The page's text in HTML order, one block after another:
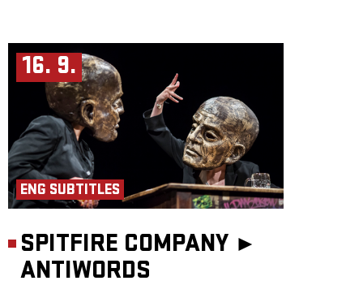
16. 9.
ENG SUBTITLES
SPITFIRE COMPANY ►
ANTIWORDS